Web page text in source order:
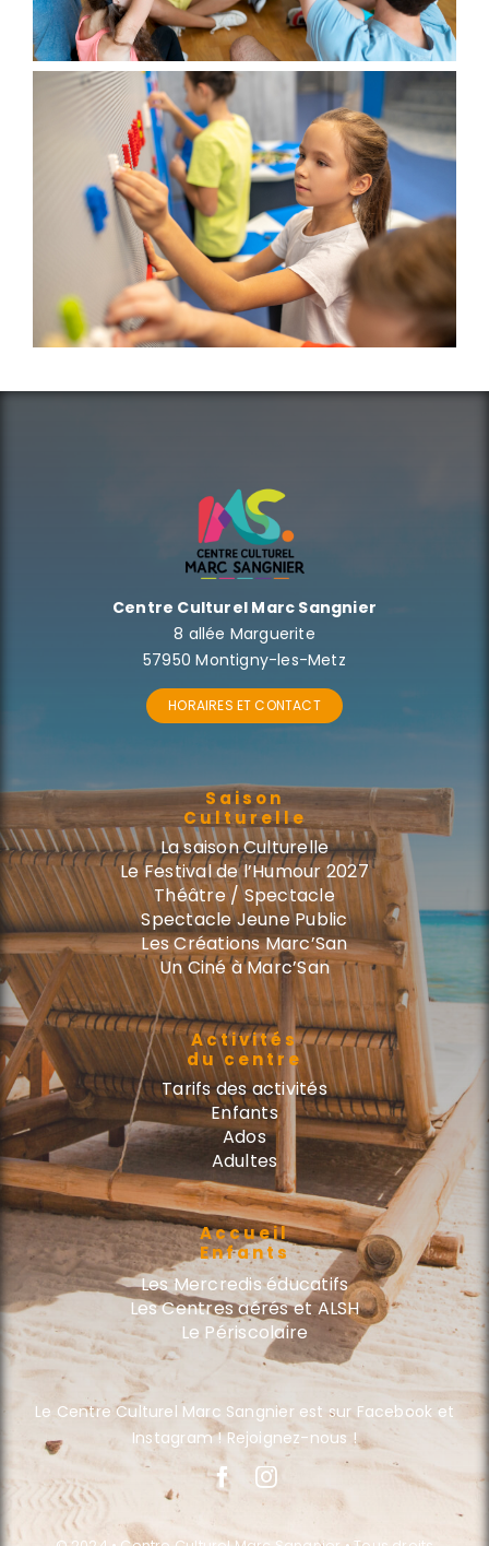
Centre Culturel Marc Sangnier
8 allée Marguerite
57950 Montigny-les-Metz
HORAIRES ET CONTACT
Saison
Culturelle
La saison Culturelle
Le Festival de l’Humour 2027
Théâtre / Spectacle
Spectacle Jeune Public
Les Créations Marc’San
Un Ciné à Marc’San
Activités
du centre
Tarifs des activités
Enfants
Ados
Adultes
Accueil
Enfants
Les Mercredis éducatifs
Les Centres aérés et ALSH
Le Périscolaire
Le Centre Culturel Marc Sangnier est sur Facebook et
Instagram ! Rejoignez-nous !